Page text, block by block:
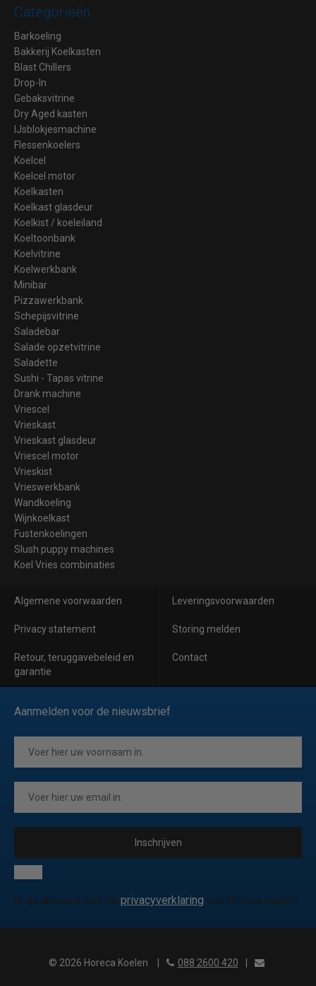
Categorieën
Barkoeling
Bakkerij Koelkasten
Blast Chillers
Drop-In
Gebaksvitrine
Dry Aged kasten
IJsblokjesmachine
Flessenkoelers
Koelcel
Koelcel motor
Koelkasten
Koelkast glasdeur
Koelkist / koeleiland
Koeltoonbank
Koelvitrine
Koelwerkbank
Minibar
Pizzawerkbank
Schepijsvitrine
Saladebar
Salade opzetvitrine
Saladette
Sushi - Tapas vitrine
Drank machine
Vriescel
Vrieskast
Vrieskast glasdeur
Vriescel motor
Vrieskist
Vrieswerkbank
Wandkoeling
Wijnkoelkast
Fustenkoelingen
Slush puppy machines
Koel Vries combinaties
Algemene voorwaarden Leveringsvoorwaarden
Privacy statement Storing melden
Retour, teruggavebeleid en
garantie
Contact
Aanmelden voor de nieuwsbrief
Inschrijven
Ik ga akkoord met de privacyverklaring van Horeca koelen
© 2026 Horeca Koelen 088 2600 420